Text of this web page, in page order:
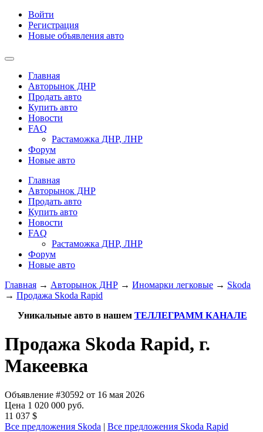
Войти
Регистрация
Новые объявления авто
Главная
Авторынок ДНР
Продать авто
Купить авто
Новости
FAQ
Растаможка ДНР, ЛНР
Форум
Новые авто
Главная
Авторынок ДНР
Продать авто
Купить авто
Новости
FAQ
Растаможка ДНР, ЛНР
Форум
Новые авто
Главная → Авторынок ДНР → Иномарки легковые → Skoda
→ Продажа Skoda Rapid
Уникальные авто в нашем ТЕЛЛЕГРАММ КАНАЛЕ
Продажа Skoda Rapid, г.
Макеевка
Объявление #30592 от 16 мая 2026
Цена 1 020 000 руб.
11 037 $
Все предложения Skoda | Все предложения Skoda Rapid